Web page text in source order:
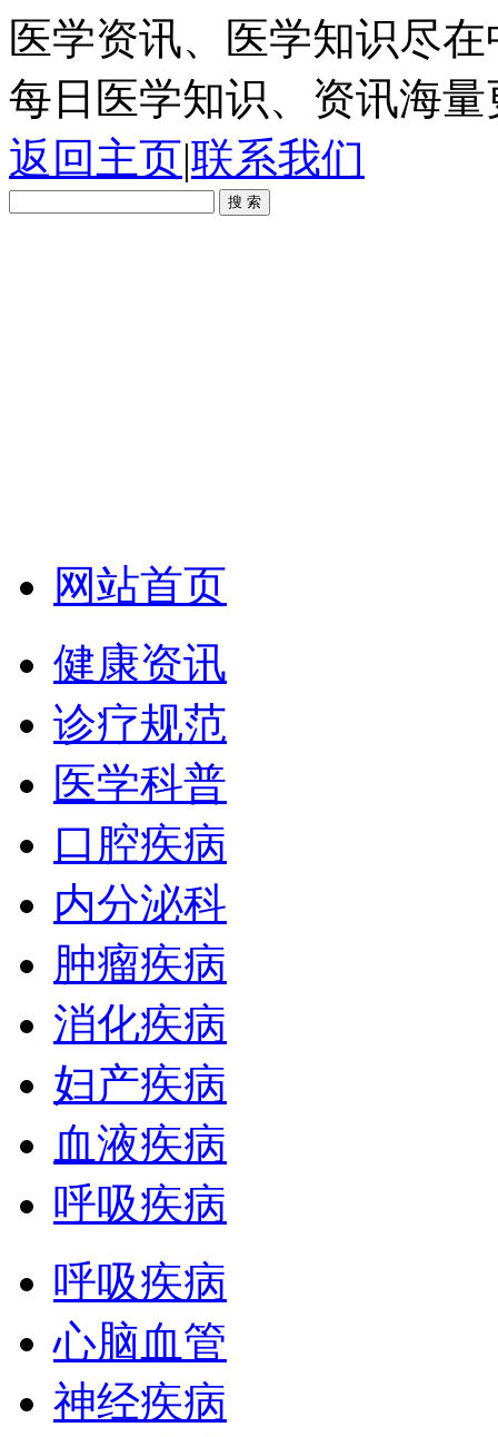
医学资讯、医学知识尽
每日医学知识、资讯海
返回主页|联系我们
网站首页
健康资讯
诊疗规范
医学科普
口腔疾病
内分泌科
肿瘤疾病
消化疾病
妇产疾病
血液疾病
呼吸疾病
呼吸疾病
心脑血管
神经疾病